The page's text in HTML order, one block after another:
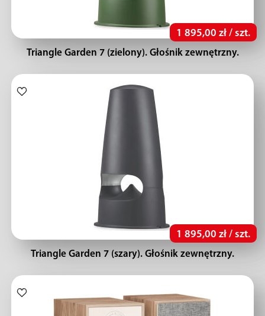
1 895,00 zł / szt.
Triangle Garden 7 (zielony). Głośnik zewnętrzny.
1 895,00 zł / szt.
Triangle Garden 7 (szary). Głośnik zewnętrzny.